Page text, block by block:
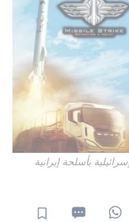
بأسلحة إيرانية